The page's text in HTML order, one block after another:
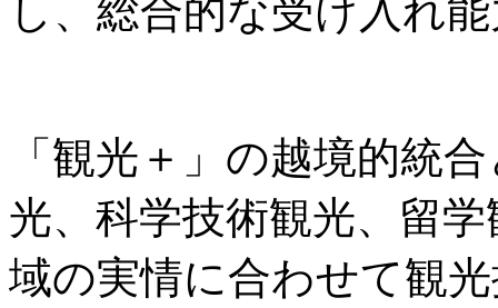
し、総合的な受け入れ
「観光＋」の越境的統
光、科学技術観光、留
域の実情に合わせて観